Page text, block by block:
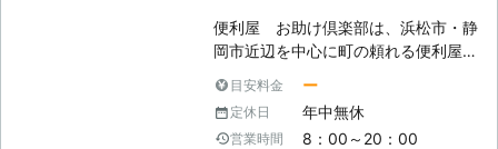
て承っています。ご依頼いただけれ
ば、お客様の代わりに家具を運び組み
立て、お部屋の模様替えなどのお手伝
いをいたします。重い家具を無理に動
かそうとすると、床や壁が傷ついた
便利屋 お助け倶楽部は、浜松市・静
岡市近辺を中心に町の頼れる便利屋と
回収、引っ越し、ハウスクリーニン
グ、草刈り、家具組立などなんでも引
き受けます！ 1人ではできないこと、
目安料金 ー
定休日 年中無休
営業時間 8：00～20：00